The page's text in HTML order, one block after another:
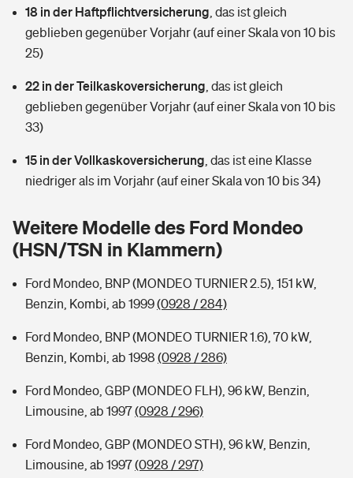
Wer versichert was: Jetzt Versicherer finden
Sie haben Fragen?
Mietkautionsversicherung
Restkreditversicherung
Zur Übersicht
Wer versichert was: Jetzt Versicherer finden
Sie haben Fragen?
Reiseversicherung
Handyversicherung
Musikinstrumentenversicherung
Zur Übersicht
Tools
Kinderunfall-Check: Mehr Sicherheit für deine Kids
Sie haben Fragen?
Zur Übersicht
Wer versichert was: Jetzt Versicherer finden
Sie haben Fragen?
18 in der Haftpflichtversicherung das ist gleich
geblieben gegenüber Vorjahr (auf einer Skala von 10 bis
25)
22 in der Teilkaskoversicherung das ist gleich
geblieben gegenüber Vorjahr (auf einer Skala von 10 bis
33)
15 in der Vollkaskoversicherung das ist eine Klasse
niedriger als im Vorjahr (auf einer Skala von 10 bis 34)
Weitere Modelle des Ford Mondeo
(HSN/TSN in Klammern)
Ford Mondeo, BNP (MONDEO TURNIER 2.5), 151 kW,
Benzin, Kombi, ab 1999(0928 / 284)
Ford Mondeo, BNP (MONDEO TURNIER 1.6), 70 kW,
Benzin, Kombi, ab 1998 (0928 / 286)
Ford Mondeo, GBP (MONDEO FLH), 96 kW, Benzin,
Limousine, ab 1997(0928 / 296)
Ford Mondeo, GBP (MONDEO STH), 96 kW, Benzin,
Limousine, ab 1997(0928 / 297)